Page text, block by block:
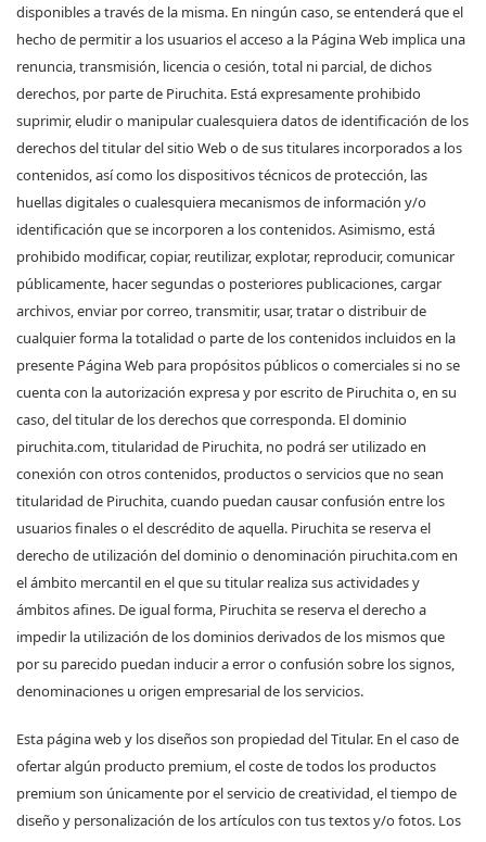
disponibles a través de la misma. En ningún caso, se entenderá que el
hecho de permitir a los usuarios el acceso a la Página Web implica una
renuncia, transmisión, licencia o cesión, total ni parcial, de dichos
derechos, por parte de Piruchita. Está expresamente prohibido
suprimir, eludir o manipular cualesquiera datos de identificación de los
derechos del titular del sitio Web o de sus titulares incorporados a los
contenidos, así como los dispositivos técnicos de protección, las
huellas digitales o cualesquiera mecanismos de información y/o
identificación que se incorporen a los contenidos. Asimismo, está
prohibido modificar, copiar, reutilizar, explotar, reproducir, comunicar
públicamente, hacer segundas o posteriores publicaciones, cargar
archivos, enviar por correo, transmitir, usar, tratar o distribuir de
cualquier forma la totalidad o parte de los contenidos incluidos en la
presente Página Web para propósitos públicos o comerciales si no se
cuenta con la autorización expresa y por escrito de Piruchita o, en su
caso, del titular de los derechos que corresponda. El dominio
piruchita.com, titularidad de Piruchita, no podrá ser utilizado en
conexión con otros contenidos, productos o servicios que no sean
titularidad de Piruchita, cuando puedan causar confusión entre los
usuarios finales o el descrédito de aquella. Piruchita se reserva el
derecho de utilización del dominio o denominación piruchita.com en
el ámbito mercantil en el que su titular realiza sus actividades y
ámbitos afines. De igual forma, Piruchita se reserva el derecho a
impedir la utilización de los dominios derivados de los mismos que
por su parecido puedan inducir a error o confusión sobre los signos,
denominaciones u origen empresarial de los servicios.
Esta página web y los diseños son propiedad del Titular. En el caso de
ofertar algún producto premium, el coste de todos los productos
premium son únicamente por el servicio de creatividad, el tiempo de
diseño y personalización de los artículos con tus textos y/o fotos. Los